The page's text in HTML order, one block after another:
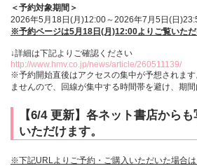
＜予約対象期間＞
2026年5月18日(月)12:00～2026年7月5日(日
※予約ページは5月18日(月)12:00よりご覧いただ
↓詳細は下記よりご確認ください
http://www.hmv.co.jp/news/article/260511139/
※予約開始直後はアクセスの集中が予想されま
ませんので、回線が集中する時間帯を避け、期間
【6/4 更新】各ネット書店から
いただけます。
※下記URLよりご予約・ご購入いただいた場合